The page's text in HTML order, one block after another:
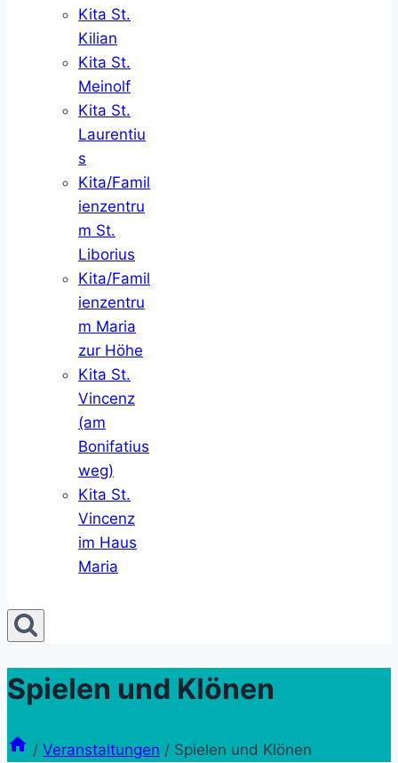
Kita St.
Kilian
Kita St.
Meinolf
Kita St.
Laurentiu
s
Kita/Famil
ienzentru
m St.
Liborius
Kita/Famil
ienzentru
m Maria
zur Höhe
Kita St.
Vincenz
(am
Bonifatius
weg)
Kita St.
Vincenz
im Haus
Maria
Spielen und Klönen
/ Veranstaltungen / Spielen und Klönen